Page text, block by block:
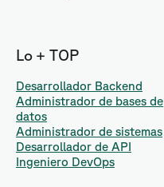
Lo + TOP
Desarrollador Backend
Administrador de bases de
datos
Administrador de sistemas
Desarrollador de API
Ingeniero DevOps